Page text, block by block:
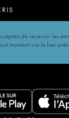
de recevoir les
moment via le lien